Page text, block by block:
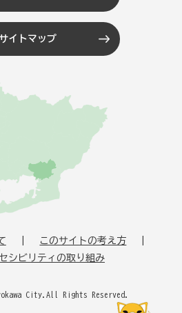
サイトマップ
このサイトの考え方
シビリティの取り組み
City.All Rights Reserved.